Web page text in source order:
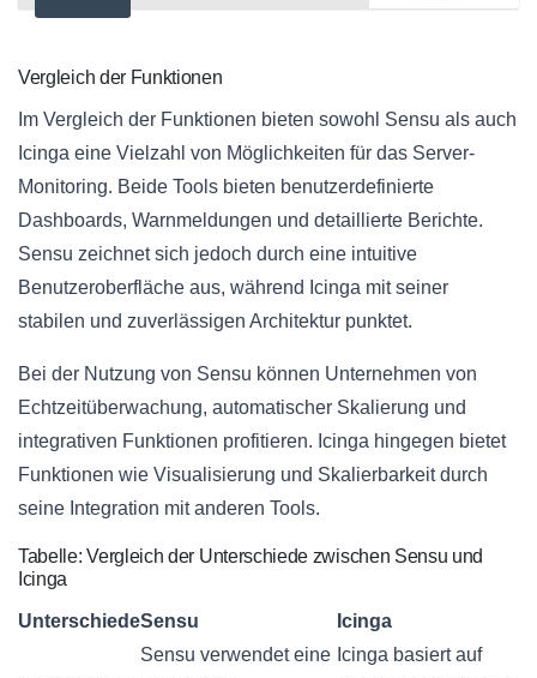
Vergleich der Funktionen
Im Vergleich der Funktionen bieten sowohl Sensu als auch
Icinga eine Vielzahl von Möglichkeiten für das Server-
Monitoring. Beide Tools bieten benutzerdefinierte
Dashboards, Warnmeldungen und detaillierte Berichte.
Sensu zeichnet sich jedoch durch eine intuitive
Benutzeroberfläche aus, während Icinga mit seiner
stabilen und zuverlässigen Architektur punktet.
Bei der Nutzung von Sensu können Unternehmen von
Echtzeitüberwachung, automatischer Skalierung und
integrativen Funktionen profitieren. Icinga hingegen bietet
Funktionen wie Visualisierung und Skalierbarkeit durch
seine Integration mit anderen Tools.
Tabelle: Vergleich der Unterschiede zwischen Sensu und
Icinga
UnterschiedeSensu Icinga
Sensu verwendet eine Icinga basiert auf